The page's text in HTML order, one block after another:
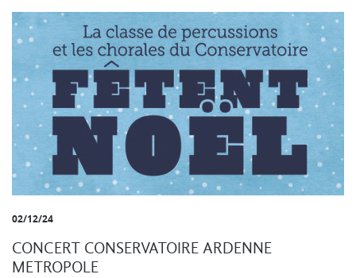
02/12/24
CONCERT CONSERVATOIRE ARDENNE
METROPOLE